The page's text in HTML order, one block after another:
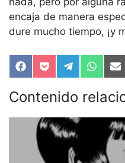
encaja de manera
dure mucho tiempo, ¡y
Compartir
en
Facebook
Compartir
en
Pocket
Compartir
en
Telegram
en
Contenido